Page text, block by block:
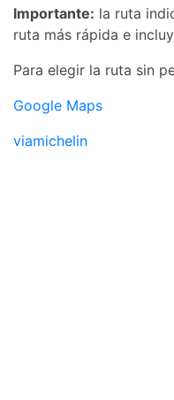
Importante: la ruta
ruta más rápida e
Para elegir la ruta sin
Google Maps
viamichelin